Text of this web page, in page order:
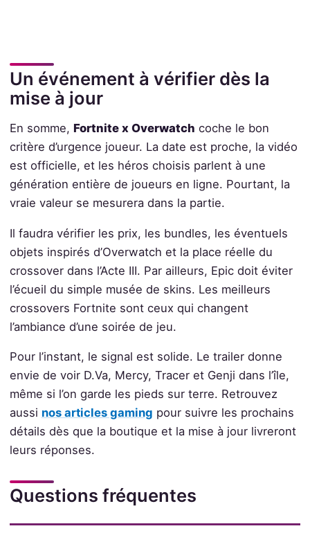
Un événement à vérifier dès la
mise à jour
En somme, Fortnite x Overwatch coche le bon
critère d’urgence joueur. La date est proche, la vidéo
est officielle, et les héros choisis parlent à une
génération entière de joueurs en ligne. Pourtant, la
vraie valeur se mesurera dans la partie.
Il faudra vérifier les prix, les bundles, les éventuels
objets inspirés d’Overwatch et la place réelle du
crossover dans l’Acte III. Par ailleurs, Epic doit éviter
l’écueil du simple musée de skins. Les meilleurs
crossovers Fortnite sont ceux qui changent
l’ambiance d’une soirée de jeu.
Pour l’instant, le signal est solide. Le trailer donne
envie de voir D.Va, Mercy, Tracer et Genji dans l’île,
même si l’on garde les pieds sur terre. Retrouvez
aussi nos articles gaming pour suivre les prochains
détails dès que la boutique et la mise à jour livreront
leurs réponses.
Questions fréquentes